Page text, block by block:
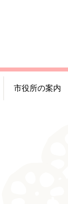
市役所の案内